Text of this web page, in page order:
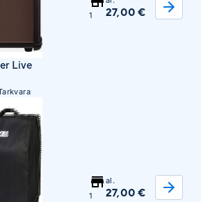
Live
1 27,00 €
1
al.
27,00 €